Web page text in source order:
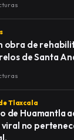
obra de
de Santa
Tlaxcala
de Huamantla
no